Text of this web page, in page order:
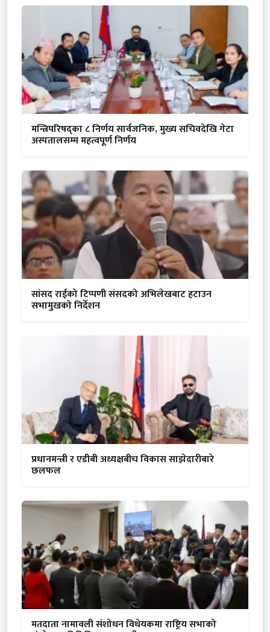
मन्त्रिपरिषद्का ८ निर्णय सार्वजनिक, मुख्य सचिवदेखि गेटा
अस्पतालसम्म महत्वपूर्ण निर्णय
सांसद राईको टिप्पणी संसदको अभिलेखबाट हटाउन
सभामुखको निर्देशन
प्रधानमन्त्री र एडीबी अध्यक्षबीच विकास साझेदारीबारे
छलफल
मतदाता नामावली संशोधन विधेयकमा राष्ट्रिय सभाको